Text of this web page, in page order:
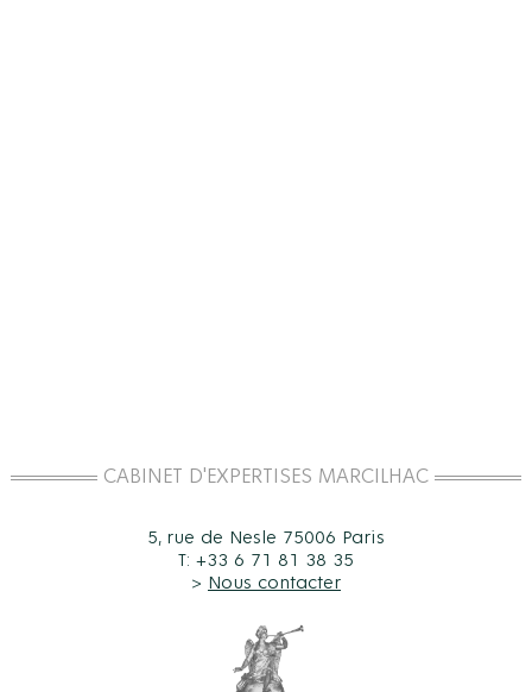
CABINET D'EXPERTISES MARCILHAC
5, rue de Nesle 75006 Paris
T: +33 6 71 81 38 35
> Nous contacter